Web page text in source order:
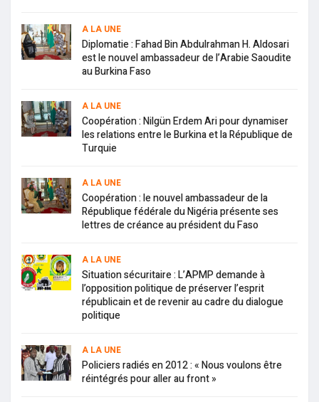
A LA UNE
Diplomatie : Fahad Bin Abdulrahman H. Aldosari
est le nouvel ambassadeur de l’Arabie Saoudite
au Burkina Faso
A LA UNE
Coopération : Nilgün Erdem Ari pour dynamiser
les relations entre le Burkina et la République de
Turquie
A LA UNE
Coopération : le nouvel ambassadeur de la
République fédérale du Nigéria présente ses
lettres de créance au président du Faso
A LA UNE
Situation sécuritaire : L’APMP demande à
l’opposition politique de préserver l’esprit
républicain et de revenir au cadre du dialogue
politique
A LA UNE
Policiers radiés en 2012 : « Nous voulons être
réintégrés pour aller au front »